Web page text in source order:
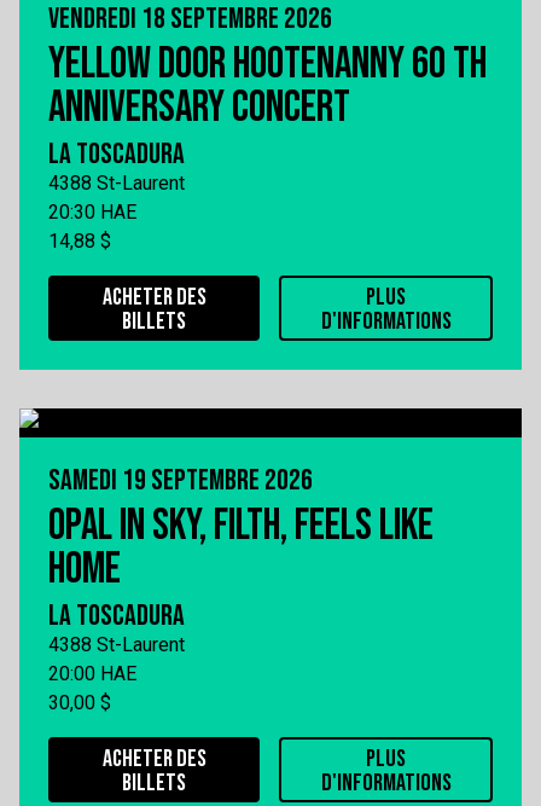
VENDREDI 18 SEPTEMBRE 2026
YELLOW DOOR HOOTENANNY 60 TH
ANNIVERSARY CONCERT
LA TOSCADURA
4388 St-Laurent
20:30 HAE
14,88 $
ACHETER DES
BILLETS
PLUS
D'INFORMATIONS
SAMEDI 19 SEPTEMBRE 2026
OPAL IN SKY, FILTH, FEELS LIKE
HOME
LA TOSCADURA
4388 St-Laurent
20:00 HAE
30,00 $
ACHETER DES
BILLETS
PLUS
D'INFORMATIONS